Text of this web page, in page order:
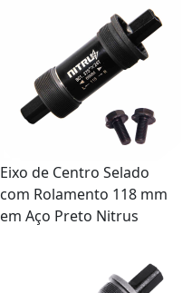
Eixo de Centro Selado
com Rolamento 118 mm
em Aço Preto Nitrus